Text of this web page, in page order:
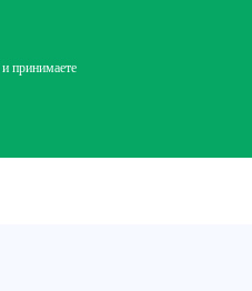
и принимаете